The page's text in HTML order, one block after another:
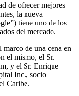
de ofrecer mejores
la nueva
tiene uno de los
del mercado.
de una cena en
el mismo, el Sr.
y el Sr. Enrique
Inc., socio
Caribe.